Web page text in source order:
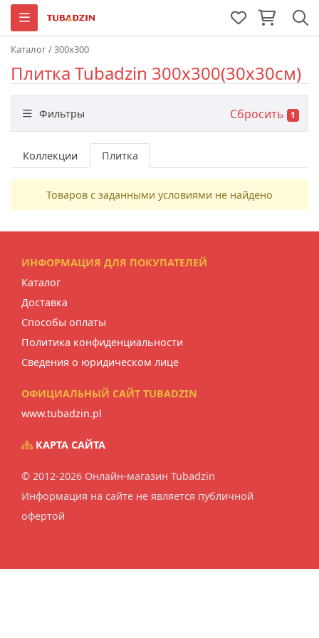
Каталог/300x300
Плитка Tubadzin 300x300(30x30см)
Фильтры Сбросить 1
Тип плитки
Коллекции Плитка
Товаров с заданными условиями не найдено
ИНФОРМАЦИЯ ДЛЯ ПОКУПАТЕЛЕЙ
Каталог
Доставка
Способы оплаты
Политика конфиденциальности
Сведения о юридическом лице
ОФИЦИАЛЬНЫЙ САЙТ TUBADZIN
www.tubadzin.pl
КАРТА САЙТА
© 2012-2026 Онлайн-магазин Tubadzin
Информация на сайте не является публичной
офертой